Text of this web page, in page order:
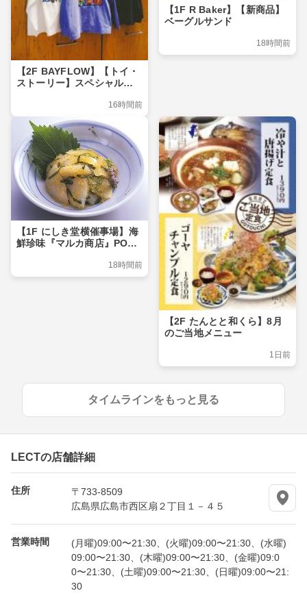
【2F BAYFLOW】【トイ・
ストーリー】スペシャルコ
16時間前
【1F R Baker】【新商品】
ベーグルサンド
18時間前
【1F にしき堂横催事場】海
鮮珍味『マルカ商店』POP
18時間前
【2F たんとと和くら】8月
のご当地メニュー
1日前
タイムラインをもっと見る
LECTの店舗詳細
住所
〒733-8509
広島県広島市西区扇２丁目１－４５
営業時間
(月曜)09:00〜21:30、(火曜)09:00〜21:30、(水曜)
09:00〜21:30、(木曜)09:00〜21:30、(金曜)09:0
0〜21:30、(土曜)09:00〜21:30、(日曜)09:00〜21:
30